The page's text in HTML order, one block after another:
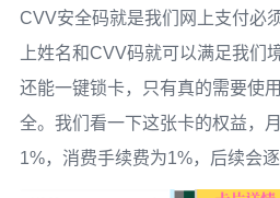
CVV安全码就是我们网上支付必
上姓名和CVV码就可以满足我们
还能一键锁卡，只有真的需要使
全。我们看一下这张卡的权益，
1%，消费手续费为1%，后续会逐